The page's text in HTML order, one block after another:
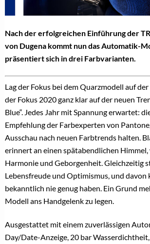
Nach der erfolgreichen Einführung der
von Dugena kommt nun das Automatik-
präsentiert sich in drei Farbvarianten.
Lag der Fokus bei dem Quarzmodell auf
der Fokus 2020 ganz klar auf der neuen
Blue“. Jedes Jahr mit Spannung erwartet:
Empfehlung der Farbexperten von
Ausschau nach neuen Farbtrends halten.
erinnert an einen spätabendlichen
Harmonie und Geborgenheit. Gleichzeitig
Lebensfreude und Optimismus, und davon
bekanntlich nie genug haben. Ein Grund
Modell ans Handgelenk zu legen.
Ausgestattet mit einem zuverlässigen
Day/Date-Anzeige, 20 bar